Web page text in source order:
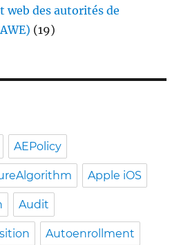
web des autorités de
(19)
AEPolicy
Apple iOS
Audit
Autoenrollment